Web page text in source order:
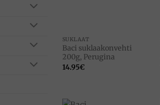
SUKLAAT
Baci suklaakonvehti
200g, Perugina
14.95€